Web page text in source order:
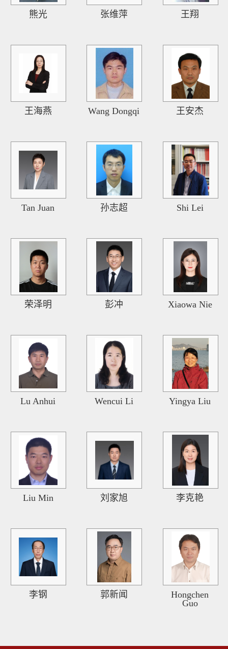
熊光 张维萍 王翔
王海燕 Wang Dongqi 王安杰
Tan Juan 孙志超 Shi Lei
荣泽明 彭冲 Xiaowa Nie
Lu Anhui Wencui Li Yingya Liu
Liu Min 刘家旭 李克艳
李钢 郭新闻
Hongchen
Guo